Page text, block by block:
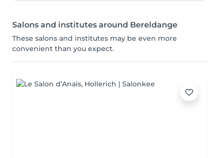
Salons and institutes around Bereldange
These salons and institutes may be even more
convenient than you expect.